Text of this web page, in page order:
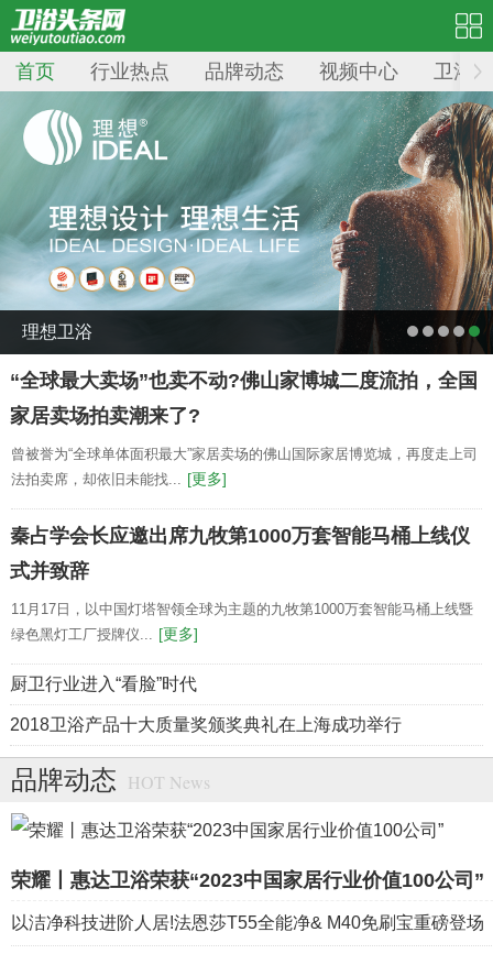
首页 行业热点 品牌动态 视频中心 卫浴
理想卫浴
“全球最大卖场”也卖不动?佛山家博城二度流拍，全国
家居卖场拍卖潮来了?
曾被誉为“全球单体面积最大”家居卖场的佛山国际家居博览城，再度走上司
法拍卖席，却依旧未能找... [更多]
秦占学会长应邀出席九牧第1000万套智能马桶上线仪
式并致辞
11月17日，以中国灯塔智领全球为主题的九牧第1000万套智能马桶上线暨
绿色黑灯工厂授牌仪... [更多]
厨卫行业进入“看脸”时代
2018卫浴产品十大质量奖颁奖典礼在上海成功举行
品牌动态 HOT News
荣耀丨惠达卫浴荣获“2023中国家居行业价值100公司”
以洁净科技进阶人居!法恩莎T55全能净& M40免刷宝重磅登场